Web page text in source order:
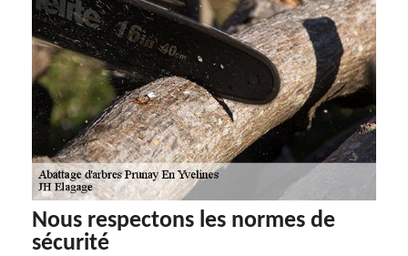
Nous respectons les normes de
sécurité